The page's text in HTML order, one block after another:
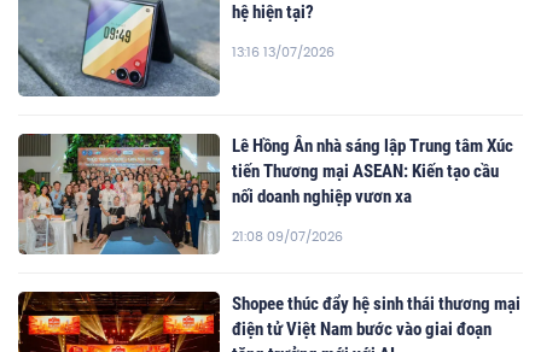
hệ hiện tại?
13:16 13/07/2026
Lê Hồng Ân nhà sáng lập Trung tâm Xúc
tiến Thương mại ASEAN: Kiến tạo cầu
nối doanh nghiệp vươn xa
21:08 09/07/2026
Shopee thúc đẩy hệ sinh thái thương mại
điện tử Việt Nam bước vào giai đoạn